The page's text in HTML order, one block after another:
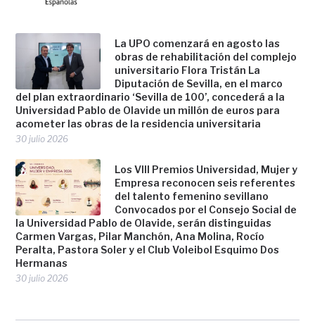
La UPO comenzará en agosto las
obras de rehabilitación del complejo
universitario Flora Tristán La
Diputación de Sevilla, en el marco
del plan extraordinario ‘Sevilla de 100’, concederá a la
Universidad Pablo de Olavide un millón de euros para
acometer las obras de la residencia universitaria
30 julio 2026
Los VIII Premios Universidad, Mujer y
Empresa reconocen seis referentes
del talento femenino sevillano
Convocados por el Consejo Social de
la Universidad Pablo de Olavide, serán distinguidas
Carmen Vargas, Pilar Manchón, Ana Molina, Rocío
Peralta, Pastora Soler y el Club Voleibol Esquimo Dos
Hermanas
30 julio 2026